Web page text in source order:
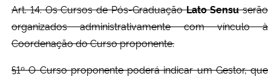
Art. 14. Os Cursos de Pós-GraduaçãoLato Sensuserão
organizados administrativamente com vínculo à
Coordenação do Curso proponente.
§1º O Curso proponente poderá indicar um Gestor, que